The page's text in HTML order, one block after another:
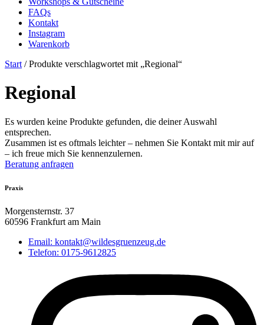
FAQs
Kontakt
Instagram
Warenkorb
Start / Produkte verschlagwortet mit „Regional“
Regional
Es wurden keine Produkte gefunden, die deiner Auswahl
entsprechen.
Zusammen ist es oftmals leichter – nehmen Sie Kontakt mit mir auf
– ich freue mich Sie kennenzulernen.
Beratung anfragen
Praxis
Morgensternstr. 37
60596 Frankfurt am Main
Email: kontakt@wildesgruenzeug.de
Telefon: 0175-9612825